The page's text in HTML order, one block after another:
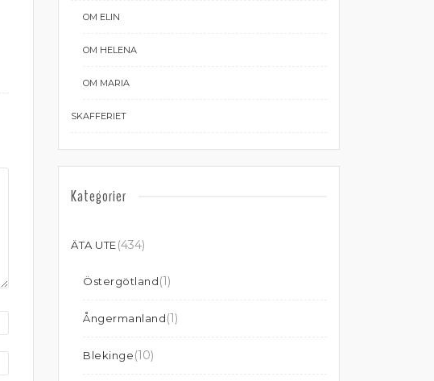
OM ELIN
OM HELENA
OM MARIA
SKAFFERIET
Kategorier
ÄTA UTE(434)
Östergötland(1)
Ångermanland(1)
Blekinge(10)